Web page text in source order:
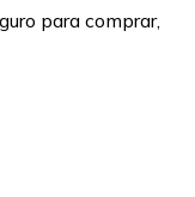
para comprar,